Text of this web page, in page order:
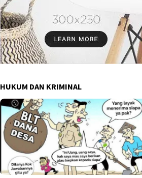
HUKUM DAN KRIMINAL